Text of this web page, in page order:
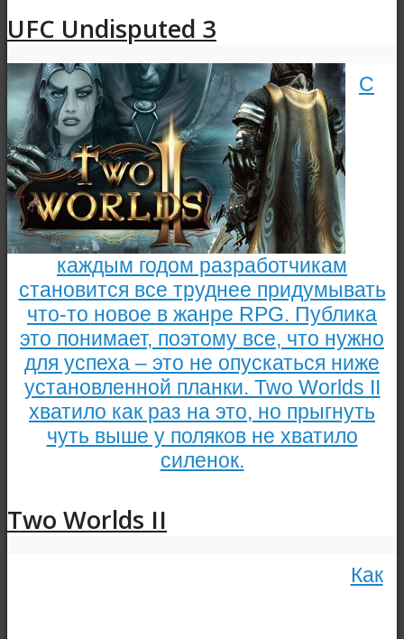
UFC Undisputed 3
С
каждым годом разработчикам
становится все труднее придумывать
что-то новое в жанре RPG. Публика
это понимает, поэтому все, что нужно
для успеха – это не опускаться ниже
установленной планки. Two Worlds II
хватило как раз на это, но прыгнуть
чуть выше у поляков не хватило
силенок.
Two Worlds II
Как